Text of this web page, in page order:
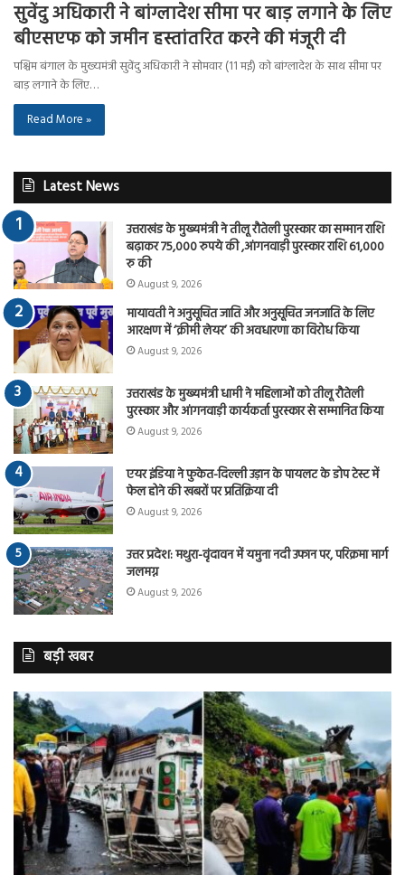
सुवेंदु अधिकारी ने बांग्लादेश सीमा पर बाड़ लगाने के लिए
बीएसएफ को जमीन हस्तांतरित करने की मंजूरी दी
पश्चिम बंगाल के मुख्यमंत्री सुवेंदु अधिकारी ने सोमवार (11 मई) को बांग्लादेश के साथ सीमा पर
बाड़ लगाने के लिए…
Read More »
Latest News
उत्तराखंड के मुख्यमंत्री ने तीलू रौतेली पुरस्कार का सम्मान राशि
बढ़ाकर 75,000 रुपये की ,आंगनवाड़ी पुरस्कार राशि 61,000
रु की
August 9, 2026
मायावती ने अनुसूचित जाति और अनुसूचित जनजाति के लिए
आरक्षण में ‘क्रीमी लेयर’ की अवधारणा का विरोध किया
August 9, 2026
उत्तराखंड के मुख्यमंत्री धामी ने महिलाओं को तीलू रौतेली
पुरस्कार और आंगनवाड़ी कार्यकर्ता पुरस्कार से सम्मानित किया
August 9, 2026
एयर इंडिया ने फुकेत-दिल्ली उड़ान के पायलट के डोप टेस्ट में
फेल होने की खबरों पर प्रतिक्रिया दी
August 9, 2026
उत्तर प्रदेश: मथुरा-वृंदावन में यमुना नदी उफान पर, परिक्रमा मार्ग
जलमग्न
August 9, 2026
बड़ी खबर